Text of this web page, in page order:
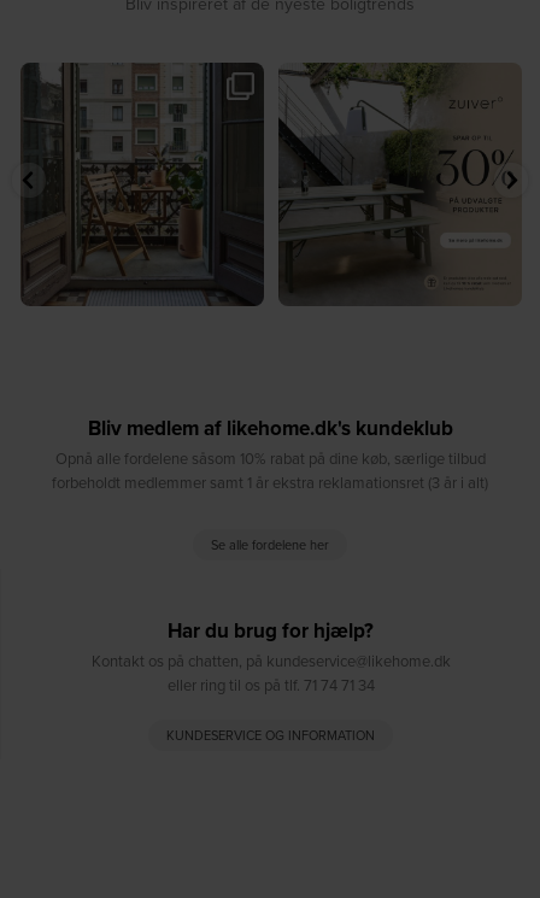
🤍 Rå materialer møder tidløst design⁠
...
7 0
✨ Spar op til 30 % på udvalgte
produkter fra
2
Bliv medlem af likehome.dk's kundeklub
Opnå alle fordelene såsom 10% rabat på dine køb, særlige tilbud
forbeholdt medlemmer samt 1 år ekstra reklamationsret (3 år i alt)
Se alle fordelene her
Har du brug for hjælp?
Kontakt os på chatten, på kundeservice@likehome.dk
eller ring til os på tlf. 71 74 71 34
KUNDESERVICE OG INFORMATION